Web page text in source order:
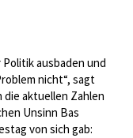
Politik ausbaden und
nicht“, sagt
aktuellen Zahlen
Unsinn Bas
von sich gab: